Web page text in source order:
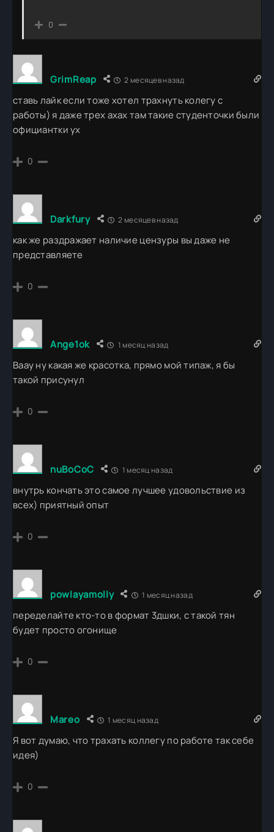
0
GrimReap 2 месяцев назад
ставь лайк если тоже хотел трахнуть колегу с
работы) я даже трех ахах там такие студенточки были
официантки ух
0
Darkfury 2 месяцев назад
как же раздражает наличие цензуры вы даже не
представляете
0
Ange1ok 1 месяц назад
Ваау ну какая же красотка, прямо мой типаж, я бы
такой присунул
0
nuBoCoC 1 месяц назад
внутрь кончать это самое лучшее удовольствие из
всех) приятный опыт
0
powlayamolly 1 месяц назад
переделайте кто-то в формат 3дшки, с такой тян
будет просто огонище
0
Mareo 1 месяц назад
Я вот думаю, что трахать коллегу по работе так себе
идея)
0